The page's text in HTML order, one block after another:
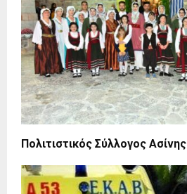
Πολιτιστικός Σύλλογος Ασίνης